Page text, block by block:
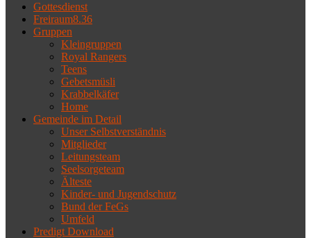
Gottesdienst
Freiraum8.36
Gruppen
Kleingruppen
Royal Rangers
Teens
Gebetsmüsli
Krabbelkäfer
Home
Gemeinde im Detail
Unser Selbstverständnis
Mitglieder
Leitungsteam
Seelsorgeteam
Älteste
Kinder- und Jugendschutz
Bund der FeGs
Umfeld
Predigt Download